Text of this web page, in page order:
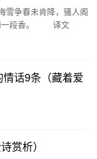
春未肯降，骚人阁
梅一段香。 译文
话9条（藏着爱
赏析）